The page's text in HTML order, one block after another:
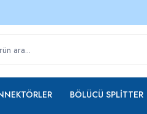
BÖLÜCÜ SPLITTER